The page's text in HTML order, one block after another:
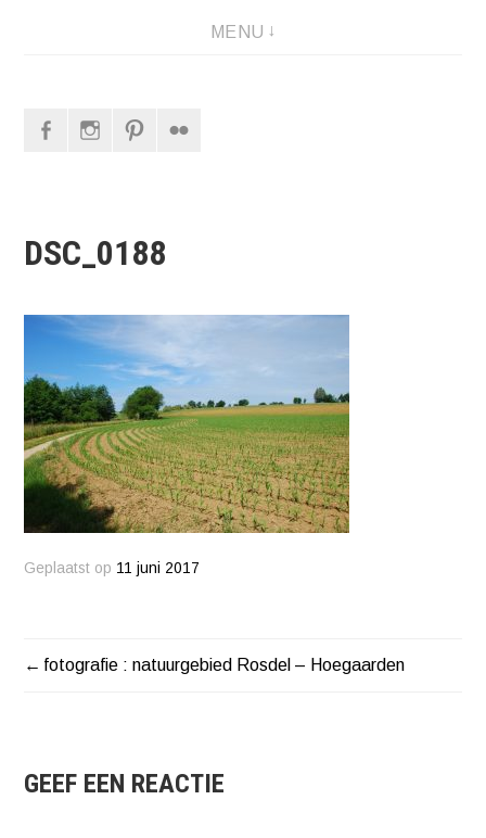
MENU
FacebookInstagram
DSC_0188
Geplaatst op 11 juni 2017
BERICHT
fotografie : natuurgebied Rosdel – Hoegaarden
GEEF EEN REACTIE